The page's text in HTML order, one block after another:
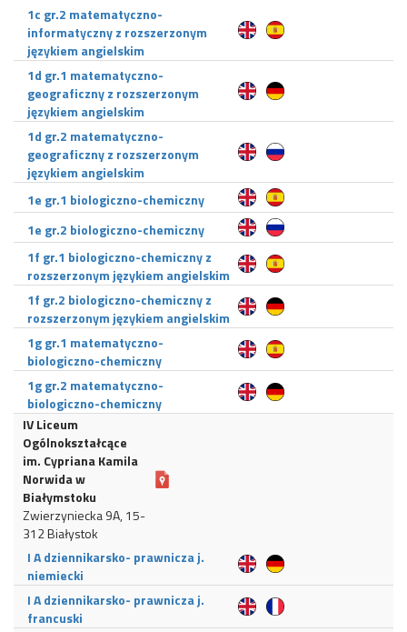
1c gr.2 matematyczno-
informatyczny z rozszerzonym
językiem angielskim
1d gr.1 matematyczno-
geograficzny z rozszerzonym
językiem angielskim
1d gr.2 matematyczno-
geograficzny z rozszerzonym
językiem angielskim
1e gr.1 biologiczno-chemiczny
1e gr.2 biologiczno-chemiczny
1f gr.1 biologiczno-chemiczny z
rozszerzonym językiem angielskim
1f gr.2 biologiczno-chemiczny z
rozszerzonym językiem angielskim
1g gr.1 matematyczno-
biologiczno-chemiczny
1g gr.2 matematyczno-
biologiczno-chemiczny
IV Liceum
Ogólnokształcące
im. Cypriana Kamila
Norwida w
Białymstoku
Zwierzyniecka 9A, 15-
312 Białystok
I A dziennikarsko- prawnicza j.
niemiecki
I A dziennikarsko- prawnicza j.
francuski